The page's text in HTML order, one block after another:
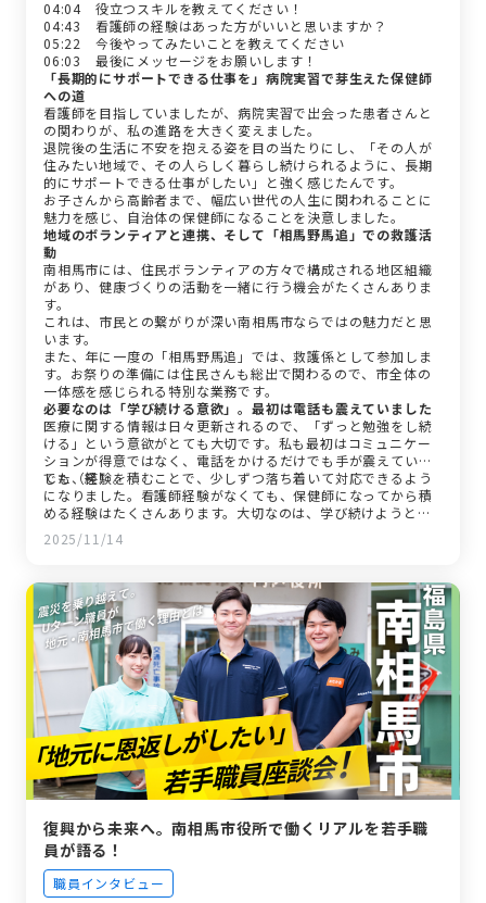
04:04 役立つスキルを教えてください！
04:43 看護師の経験はあった方がいいと思いますか？
05:22 今後やってみたいことを教えてください
06:03 最後にメッセージをお願いします！
「長期的にサポートできる仕事を」病院実習で芽生えた保健師
への道
看護師を目指していましたが、病院実習で出会った患者さんと
の関わりが、私の進路を大きく変えました。
退院後の生活に不安を抱える姿を目の当たりにし、「その人が
住みたい地域で、その人らしく暮らし続けられるように、長期
的にサポートできる仕事がしたい」と強く感じたんです。
お子さんから高齢者まで、幅広い世代の人生に関われることに
魅力を感じ、自治体の保健師になることを決意しました。
地域のボランティアと連携、そして「相馬野馬追」での救護活
動
南相馬市には、住民ボランティアの方々で構成される地区組織
があり、健康づくりの活動を一緒に行う機会がたくさんありま
す。
これは、市民との繋がりが深い南相馬市ならではの魅力だと思
います。
また、年に一度の「相馬野馬追」では、救護係として参加しま
す。お祭りの準備には住民さんも総出で関わるので、市全体の
一体感を感じられる特別な業務です。
必要なのは「学び続ける意欲」。最初は電話も震えていました
医療に関する情報は日々更新されるので、「ずっと勉強をし続
ける」という意欲がとても大切です。私も最初はコミュニケー
ションが得意ではなく、電話をかけるだけでも手が震えていま
した（笑）。
でも、経験を積むことで、少しずつ落ち着いて対応できるよう
になりました。看護師経験がなくても、保健師になってから積
める経験はたくさんあります。大切なのは、学び続けようとす
る姿勢だと思います。
2025/11/14
復興から未来へ。南相馬市役所で働くリアルを若手職
員が語る！
職員インタビュー